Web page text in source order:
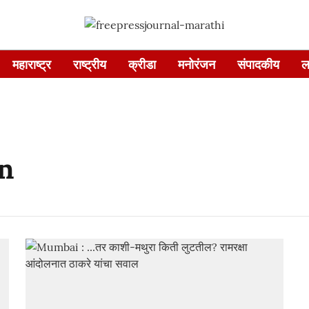
महाराष्ट्र राष्ट्रीय क्रीडा मनोरंजन संपादकीय